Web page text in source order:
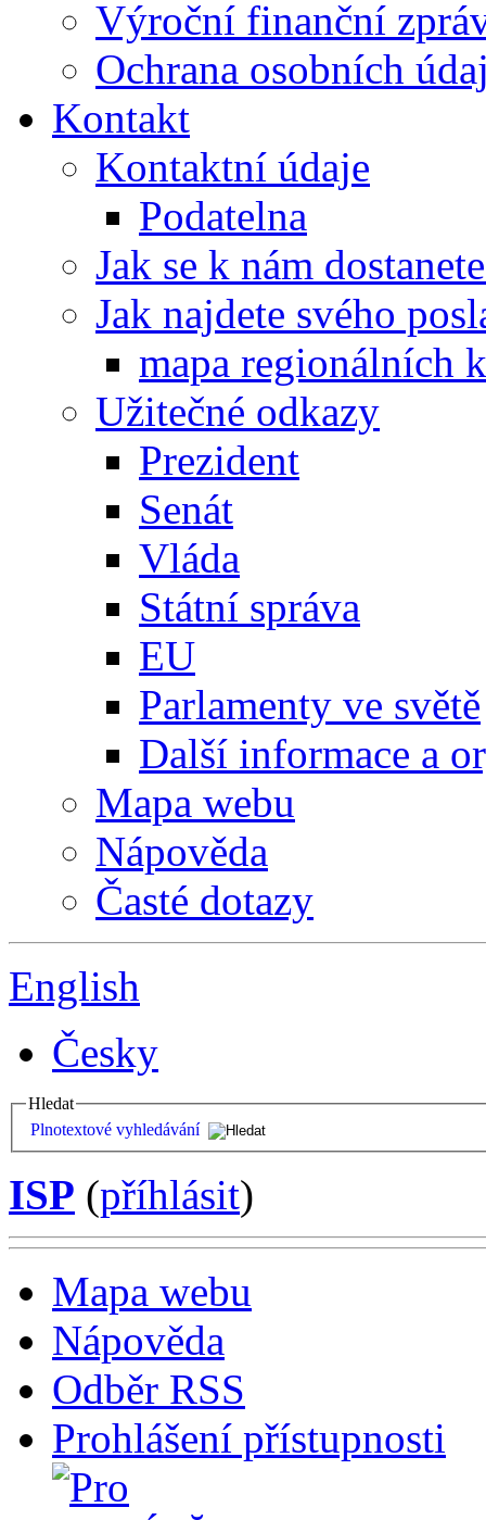
Výroční finanční
Ochrana osobních
Kontakt
Kontaktní údaje
Podatelna
Jak se k nám
Jak najdete svého
mapa regionálních
Užitečné odkazy
Prezident
Senát
Vláda
Státní správa
EU
Parlamenty ve světě
Další informace a
Mapa webu
Nápověda
Časté dotazy
English
Česky
Hledat
Plnotextové vyhledávání
ISP (příhlásit)
Mapa webu
Nápověda
Odběr RSS
Prohlášení přístupnosti